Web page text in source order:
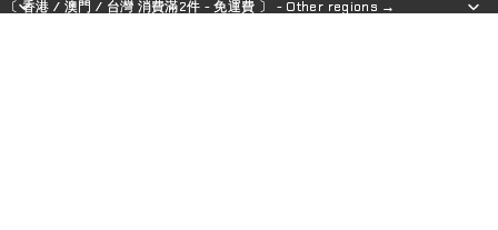
〔 香港 / 澳門 / 台灣 消費滿2件 - 免運費 〕 - Other regions →
〔 香港 / 澳門 / 台灣 消費滿2件 - 免運費 〕 - Other regions →